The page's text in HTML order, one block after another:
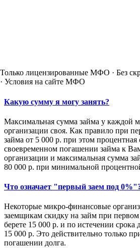
Только лицензированные МФО · Без
· Условия на сайте МФО
Какую сумму я могу занять?
Максимальная сумма займа у каждой
организации своя. Как правило при
займа от 5 000 р. при этом процентная
своевременном погашении займа к
организации и максимальная сумма
80 000 р. при минимальной
Что означает "первый заем под
Некоторые микро-финансовые
заемщикам скидку на займ при
берете 15 000 р. и по истечении
15 000 р. Это действительно только
погашении долга.